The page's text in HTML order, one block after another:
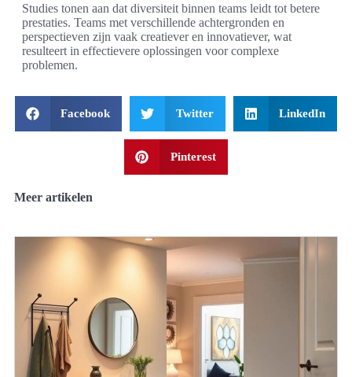
Studies tonen aan dat diversiteit binnen teams leidt tot betere
prestaties. Teams met verschillende achtergronden en
perspectieven zijn vaak creatiever en innovatiever, wat
resulteert in effectievere oplossingen voor complexe
problemen.
Facebook Twitter LinkedIn
Pinterest
Meer artikelen